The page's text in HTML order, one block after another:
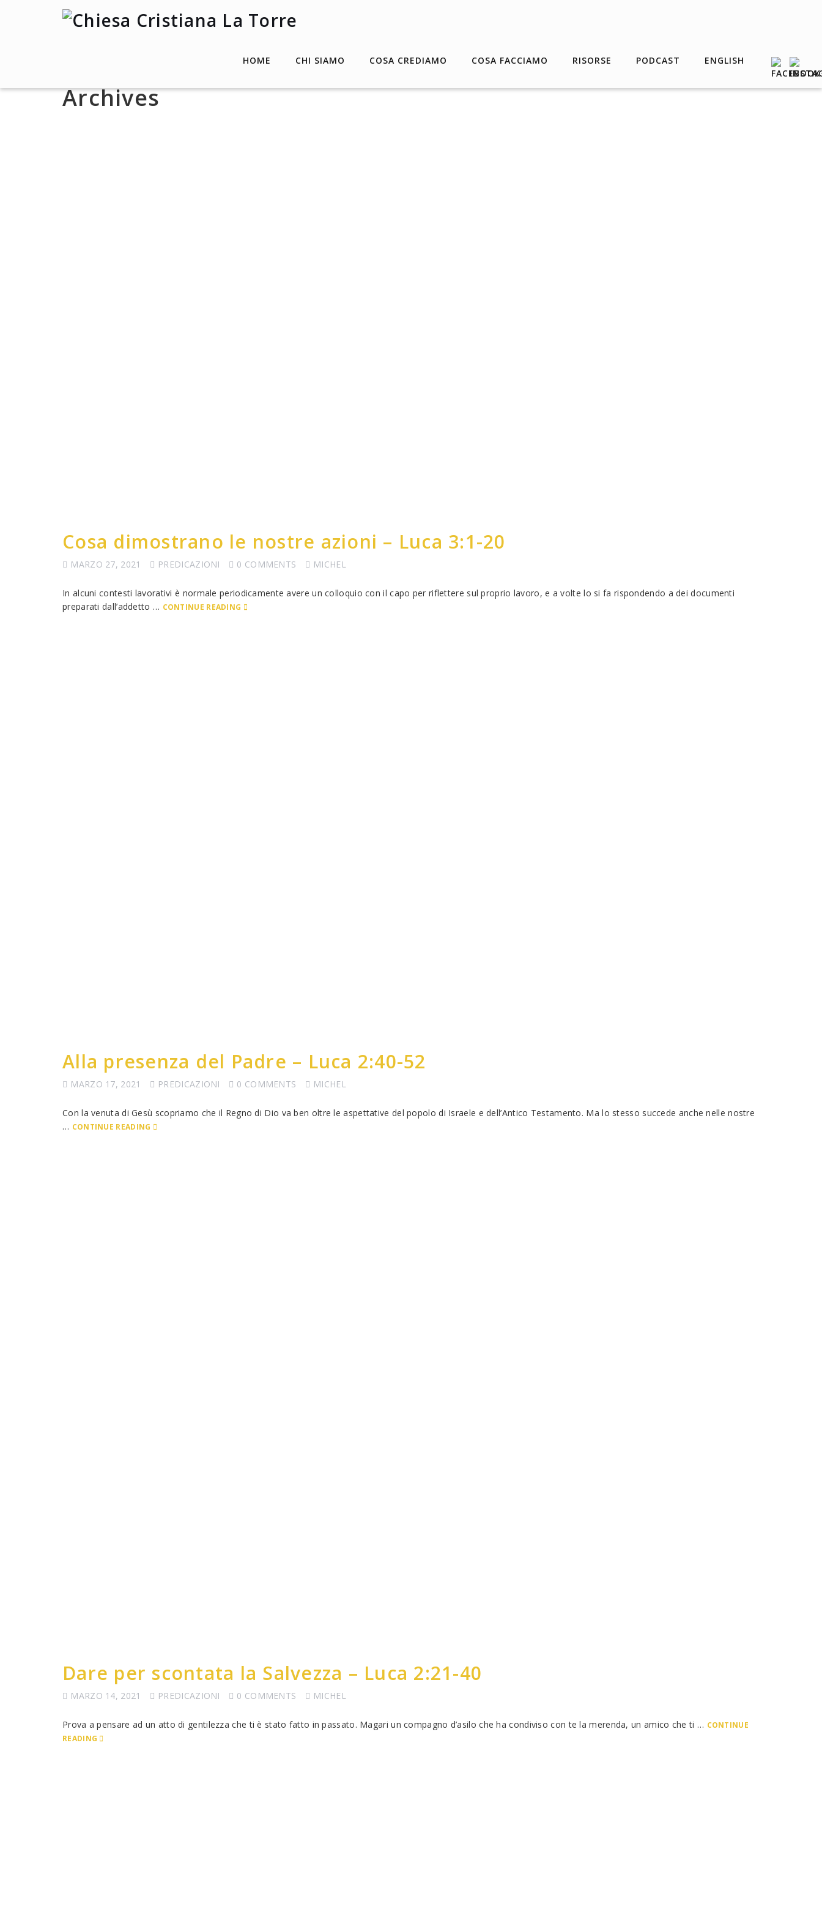
HOME CHI SIAMO COSA CREDIAMO COSA FACCIAMO RISORSE PODCAST ENGLISH
Archives
Cosa dimostrano le nostre azioni – Luca 3:1-20
MARZO 27, 2021 PREDICAZIONI 0 COMMENTS MICHEL
In alcuni contesti lavorativi è normale periodicamente avere un colloquio con il capo per riflettere sul proprio lavoro, e a volte lo si fa rispondendo a dei documenti
preparati dall’addetto … CONTINUE READING
Alla presenza del Padre – Luca 2:40-52
MARZO 17, 2021 PREDICAZIONI 0 COMMENTS MICHEL
Con la venuta di Gesù scopriamo che il Regno di Dio va ben oltre le aspettative del popolo di Israele e dell’Antico Testamento. Ma lo stesso succede anche nelle nostre
… CONTINUE READING
Dare per scontata la Salvezza – Luca 2:21-40
MARZO 14, 2021 PREDICAZIONI 0 COMMENTS MICHEL
Prova a pensare ad un atto di gentilezza che ti è stato fatto in passato. Magari un compagno d’asilo che ha condiviso con te la merenda, un amico che ti … CONTINUE
READING